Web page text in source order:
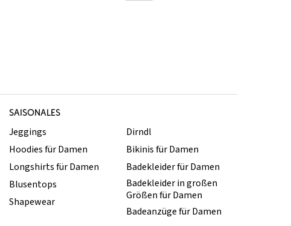
SAISONALES
Jeggings
Hoodies für Damen
Longshirts für Damen
Blusentops
Shapewear
Dirndl
Bikinis für Damen
Badekleider für Damen
Badekleider in großen
Größen für Damen
Badeanzüge für Damen